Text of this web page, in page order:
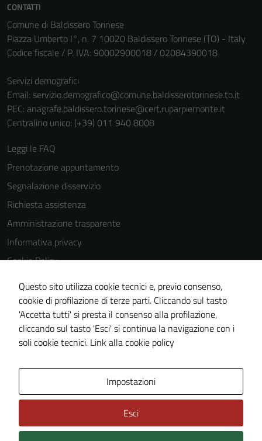
CONTATTI
Comune di Baldissero Torinese
Piazza Umberto I°, n. 7 10020 Baldissero Torinese (TO) - Italy
Codice fiscale / P. IVA: 90002900018 / 02084390018
Servizi demografici
Email: servizio.demografico@comune.baldisserotorinese.to.it
PEC: anagrafe.baldissero.torinese@cert.ruparpiemonte.it
Centralino unico: (+39) 011 940 8008
Leggi le FAQ
Prenotazione appuntamento
Segnalazione disservizio
Richiesta assistenza
Amministrazione trasparente
Informativa privacy
Cookie Policy
Note legali
Dichiarazione di accessibilità
Meccanismo di feedback
Piano di miglioramento del sito
Questo sito utilizza cookie tecnici e, previo consenso,
cookie di profilazione di terze parti. Cliccando sul tasto
'Accetta tutti' si presta il consenso alla profilazione,
cliccando sul tasto 'Esci' si continua la navigazione con i
soli cookie tecnici. Link alla cookie policy
Impostazioni
Esci
funzionamento
possono
essere
disabilitati.
Questi cookie
non raccolgono
personali.